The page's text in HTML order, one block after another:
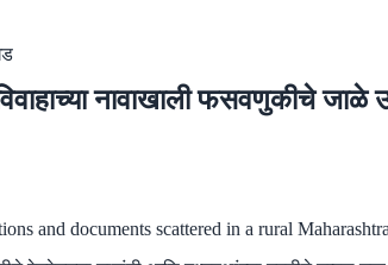
नावाखाली फसवणुकीचे जाळे